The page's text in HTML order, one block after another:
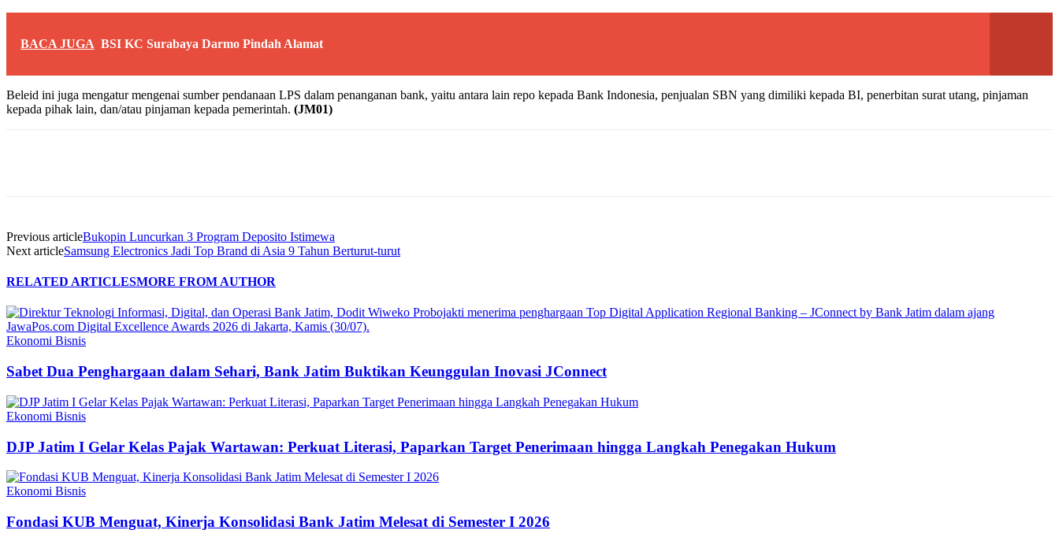
BACA JUGA BSI KC Surabaya Darmo Pindah Alamat
Beleid ini juga mengatur mengenai sumber pendanaan LPS dalam penanganan bank, yaitu antara lain repo kepada Bank Indonesia, penjualan SBN yang dimiliki kepada BI, penerbitan surat utang, pinjaman
kepada pihak lain, dan/atau pinjaman kepada pemerintah. (JM01)
Previous articleBukopin Luncurkan 3 Program Deposito Istimewa
Next articleSamsung Electronics Jadi Top Brand di Asia 9 Tahun Berturut-turut
RELATED ARTICLESMORE FROM AUTHOR
Ekonomi Bisnis
Sabet Dua Penghargaan dalam Sehari, Bank Jatim Buktikan Keunggulan Inovasi JConnect
Ekonomi Bisnis
DJP Jatim I Gelar Kelas Pajak Wartawan: Perkuat Literasi, Paparkan Target Penerimaan hingga Langkah Penegakan Hukum
Ekonomi Bisnis
Fondasi KUB Menguat, Kinerja Konsolidasi Bank Jatim Melesat di Semester I 2026